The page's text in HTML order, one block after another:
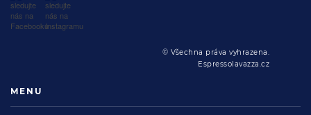
© Všechna práva vyhrazena.
Espressolavazza.cz
MENU